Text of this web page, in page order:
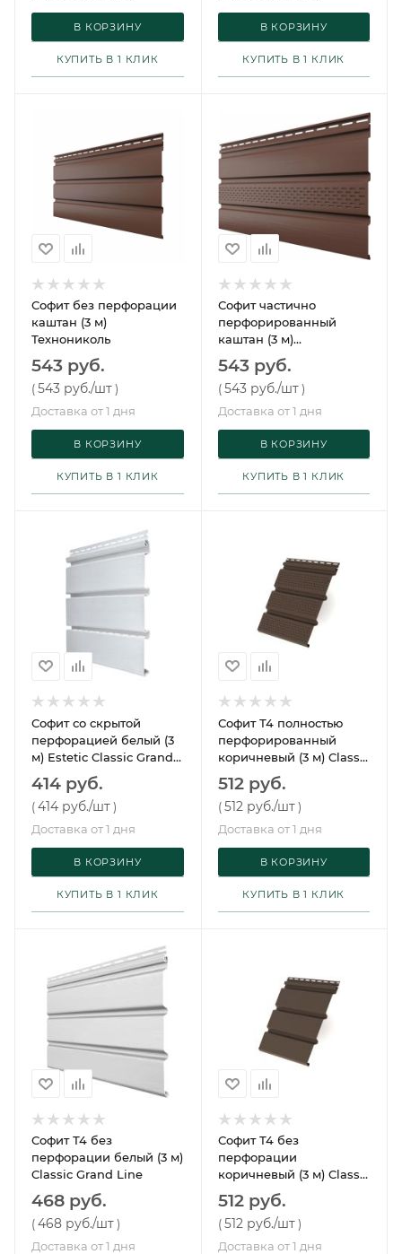
В КОРЗИНУ
КУПИТЬ В 1 КЛИК
В КОРЗИНУ
КУПИТЬ В 1 КЛИК
Софит без перфорации
каштан (3 м)
Технониколь
543 руб.
(543 руб./шт)
Доставка от 1 дня
В КОРЗИНУ
КУПИТЬ В 1 КЛИК
Софит частично
перфорированный
каштан (3 м)
Технониколь
543 руб.
(543 руб./шт )
Доставка от 1 дня
В КОРЗИНУ
КУПИТЬ В 1 КЛИК
Софит со скрытой
перфорацией белый (3
м) Estetic Classic Grand
414 руб.
(414 руб./шт)
Доставка от 1 дня
В КОРЗИНУ
КУПИТЬ В 1 КЛИК
Софит Т4 полностью
перфорированный
коричневый (3 м) Classic
Grand Line
512 руб.
(512 руб./шт )
Доставка от 1 дня
В КОРЗИНУ
КУПИТЬ В 1 КЛИК
Софит Т4 без
перфорации белый (3 м)
Classic Grand Line
468 руб.
(468 руб./шт)
Доставка от 1 дня
Софит Т4 без
перфорации
коричневый (3 м) Classic
Grand Line
512 руб.
(512 руб./шт )
Доставка от 1 дня